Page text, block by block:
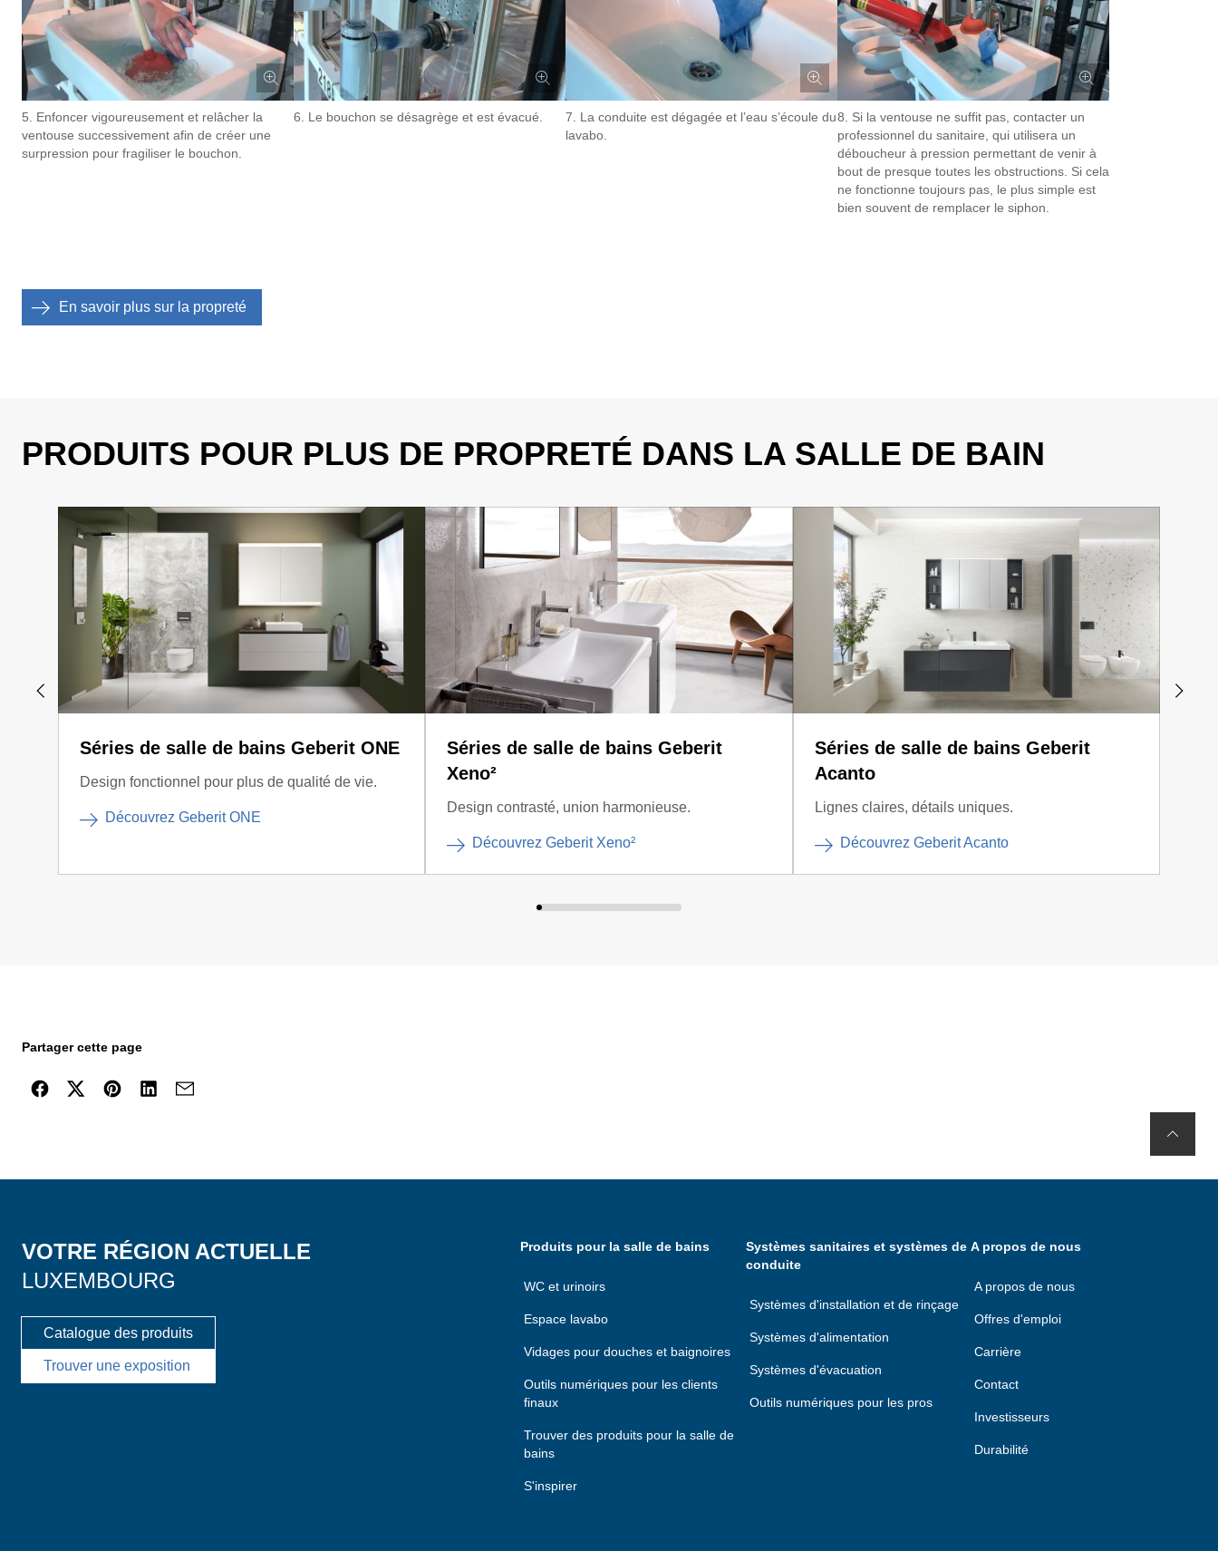
5. Enfoncer vigoureusement et relâcher la
ventouse successivement afin de créer une
surpression pour fragiliser le bouchon.
6. Le bouchon se désagrège et est évacué.
7. La conduite est dégagée et l’eau s’écoule du
lavabo.
8. Si la ventouse ne suffit pas, contacter un
professionnel du sanitaire, qui utilisera un
déboucheur à pression permettant de venir à
bout de presque toutes les obstructions. Si cela
ne fonctionne toujours pas, le plus simple est
bien souvent de remplacer le siphon.
En savoir plus sur la propreté
PRODUITS POUR PLUS DE PROPRETÉ DANS LA SALLE DE BAIN
Séries de salle de bains Geberit ONE
Design fonctionnel pour plus de qualité de vie.
Découvrez Geberit ONE
Séries de salle de bains Geberit
Xeno²
Design contrasté, union harmonieuse.
Découvrez Geberit Xeno²
Séries de salle de bains Geberit
Acanto
Lignes claires, détails uniques.
Découvrez Geberit Acanto
Partager cette page
VOTRE RÉGION ACTUELLE
LUXEMBOURG
Catalogue des produits
Trouver une exposition
Produits pour la salle de bains
WC et urinoirs
Espace lavabo
Vidages pour douches et baignoires
Outils numériques pour les clients
finaux
Trouver des produits pour la salle de
bains
S'inspirer
Systèmes sanitaires et systèmes de
conduite
Systèmes d'installation et de rinçage
Systèmes d'alimentation
Systèmes d'évacuation
Outils numériques pour les pros
A propos de nous
A propos de nous
Offres d'emploi
Carrière
Contact
Investisseurs
Durabilité